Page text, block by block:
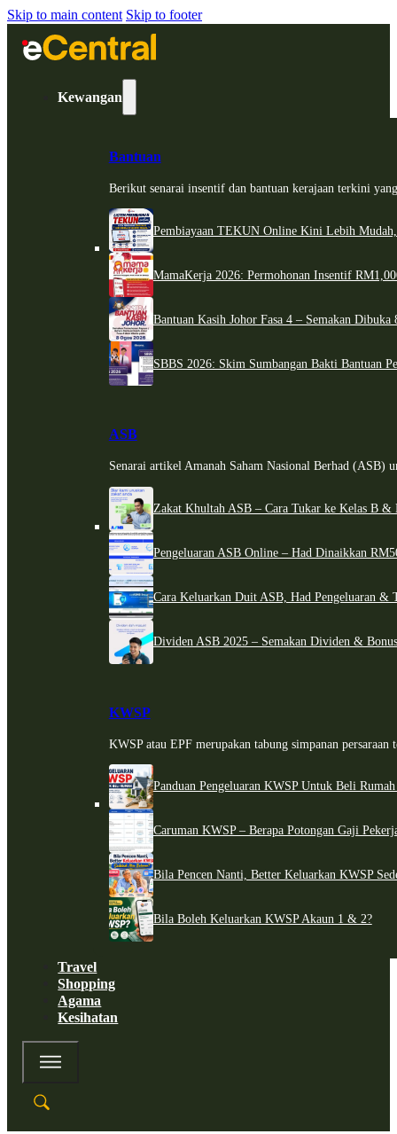
Skip to main content Skip to footer
Kewangan
Bantuan
Berikut senarai insentif dan bantuan kerajaan terkini
Pembiayaan TEKUN Online Kini Lebih
MamaKerja 2026: Permohonan Insentif
Bantuan Kasih Johor Fasa 4 – Semakan
SBBS 2026: Skim Sumbangan Bakti Bantuan
ASB
Senarai artikel Amanah Saham Nasional Berhad (ASB)
Zakat Khultah ASB – Cara Tukar ke Kelas B &
Pengeluaran ASB Online – Had Dinaikkan
Cara Keluarkan Duit ASB, Had Pengeluaran &
Dividen ASB 2025 – Semakan Dividen &
KWSP
KWSP atau EPF merupakan tabung simpanan persaraan
Panduan Pengeluaran KWSP Untuk Beli
Caruman KWSP – Berapa Potongan Gaji
Bila Pencen Nanti, Better Keluarkan KWSP
Bila Boleh Keluarkan KWSP Akaun 1 & 2?
Travel
Shopping
Agama
Kesihatan